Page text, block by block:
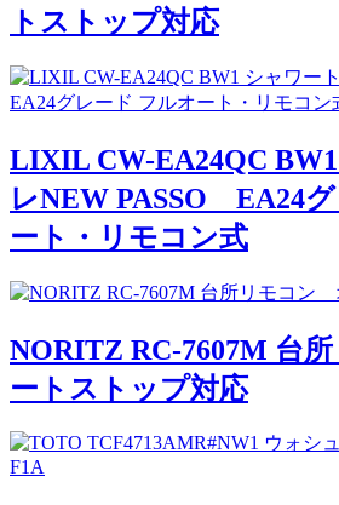
トストップ対応
LIXIL CW-EA24QC
レNEW PASSO EA24
ート・リモコン式
NORITZ RC-7607M 台
ートストップ対応